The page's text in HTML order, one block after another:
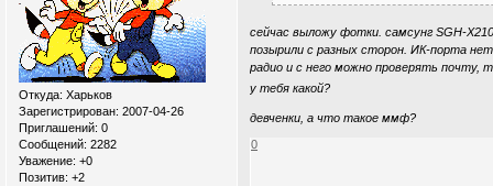
Откуда: Xарьков
Зарегистрирован: 2007-04-26
Приглашений: 0
Сообщений: 2282
Уважение: +0
Позитив: +2
сейчас выложу фотки. самсунг SGH-
позырили с разных сторон. ИК-порта
радио и с него можно проверять почту,
у тебя какой?
девченки, а что такое ммф?
0